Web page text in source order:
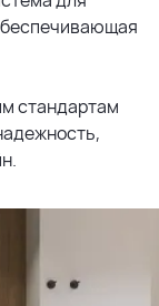
стандартам